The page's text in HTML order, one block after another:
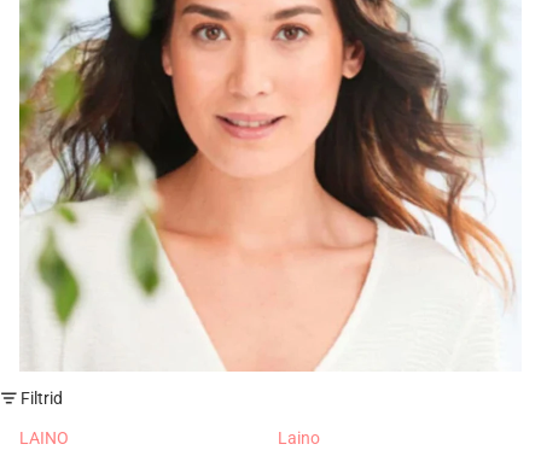
Filtrid
LAINO
Laino